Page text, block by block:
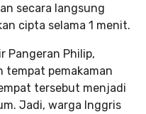
secara langsung
cipta selama 1 menit.
Pangeran Philip,
tempat pemakaman
tersebut menjadi
Jadi, warga Inggris